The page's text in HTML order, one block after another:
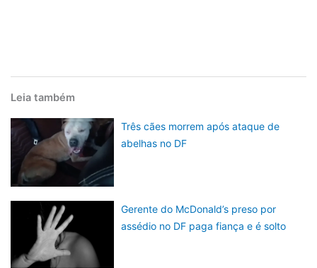
Leia também
Três cães morrem após ataque de
abelhas no DF
Gerente do McDonald’s preso por
assédio no DF paga fiança e é solto